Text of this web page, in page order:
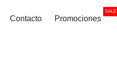
Contacto Promociones
SALE